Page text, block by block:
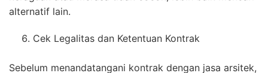
alternatif lain.
Cek Legalitas dan Ketentuan Kontrak
Sebelum menandatangani kontrak dengan jasa arsitek,